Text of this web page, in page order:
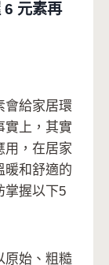
6 元素再
會給家居環
實上，其實
用，在居家
暖和舒適的
掌握以下5
原始、粗糙